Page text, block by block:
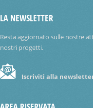
LA NEWSLETTER
Resta aggiornato sulle nostre
nostri progetti.
Iscriviti alla